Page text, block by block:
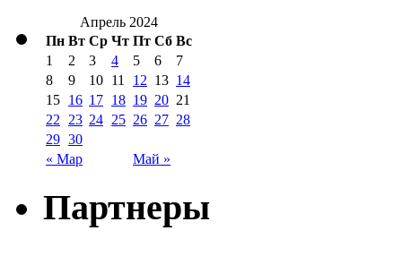
Апрель 2024
Пн Вт Ср Чт Пт Сб Вс
« Мар Май »
1 2 3 4 5 6
7
8
9 10 11 12 13 14
15 16 17 18 19 20 21
22
23 24 25 26 27 28
29 30
Партнеры